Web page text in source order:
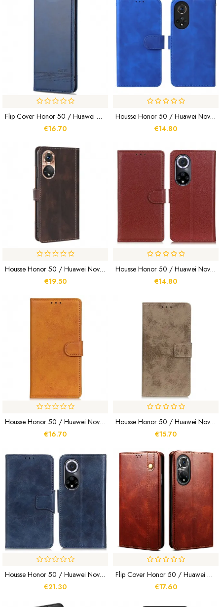
Flip Cover Honor 50 / Huawei Nova 9 Style Cuir AZNS
€16.70
Housse Honor 50 / Huawei Nova 9 Skin-Touch
€14.80
Housse Honor 50 / Huawei Nova 9 Simili Cuir Bicolore Stylish
€19.50
Housse Honor 50 / Huawei Nova 9 Traditionnellement Litchi
€14.80
Housse Honor 50 / Huawei Nova 9 Simili Cuir Fini Mat
€16.70
Housse Honor 50 / Huawei Nova 9 Effet Cuir Vintage
€15.70
Housse Honor 50 / Huawei Nova 9 Cuir Fendu Fermoir Réversible
€21.30
Flip Cover Honor 50 / Huawei Nova 9 Simili Cuir Ciré
€17.60